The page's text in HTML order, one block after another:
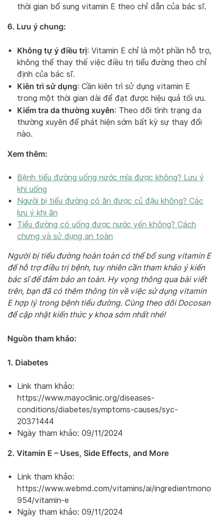
thời gian bổ sung vitamin E theo chỉ dẫn của bác sĩ.
6. Lưu ý chung:
Không tự ý điều trị: Vitamin E chỉ là một phần hỗ trợ,
không thể thay thế việc điều trị tiểu đường theo chỉ
định của bác sĩ.
Kiên trì sử dụng: Cần kiên trì sử dụng vitamin E
trong một thời gian dài để đạt được hiệu quả tối ưu.
Kiểm tra da thường xuyên: Theo dõi tình trạng da
thường xuyên để phát hiện sớm bất kỳ sự thay đổi
nào.
Xem thêm:
Bệnh tiểu đường uống nước mía được không? Lưu ý
khi uống
Người bị tiểu đường có ăn được củ đậu không? Các
lưu ý khi ăn
Tiểu đường có uống được nước yến không? Cách
chưng và sử dụng an toàn
Người bị tiểu đường hoàn toàn có thể bổ sung vitamin E
để hỗ trợ điều trị bệnh, tuy nhiên cần tham khảo ý kiến
bác sĩ để đảm bảo an toàn. Hy vọng thông qua bài viết
trên, bạn đã có thêm thông tin về việc sử dụng vitamin
E hợp lý trong bệnh tiểu đường. Cùng theo dõi Docosan
để cập nhật kiến thức y khoa sớm nhất nhé!
Nguồn tham khảo:
1. Diabetes
Link tham khảo:
https://www.mayoclinic.org/diseases-
conditions/diabetes/symptoms-causes/syc-
20371444
Ngày tham khảo: 09/11/2024
2. Vitamin E – Uses, Side Effects, and More
Link tham khảo:
https://www.webmd.com/vitamins/ai/ingredientmono-
954/vitamin-e
Ngày tham khảo: 09/11/2024